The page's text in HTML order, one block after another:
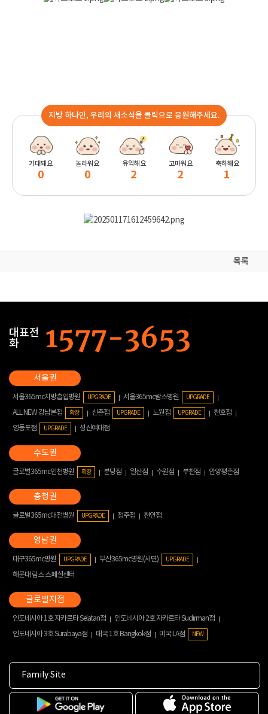
지방 하나만, 우리의 새소식을 클릭으로 응원해주세요.
기대돼요
0
놀라워요
0
유익해요
2
고마워요
2
축하해요
1
목록
대표전
화
서울365mc지방흡입병원 UPGRADE 서울365mc람스병원 UPGRADE
ALL NEW 강남본점 확장 신촌점 UPGRADE 노원점 UPGRADE
천호점
영등포점
UPGRADE 성신여대점
글로벌365mc인천병원 확장 분당점 일산점 수원점 부천점 안양평촌점
글로벌365mc대전병원 UPGRADE 청주점 천안점
대구365mc병원 UPGRADE 부산365mc병원(서면) UPGRADE
해운대 람스 스페셜센터
인도네시아 1호 자카르타 Selatan점
인도네시아 2호 자카르타 Sudirman점
인도네시아 3호 Surabaya점
태국 1호 Bangkok점 미국 LA점 NEW
Family Site